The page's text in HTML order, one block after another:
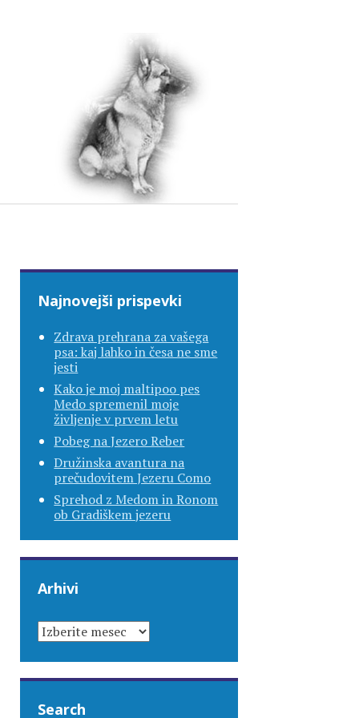
Najnovejši prispevki
Zdrava prehrana za vašega
psa: kaj lahko in česa ne sme
jesti
Kako je moj maltipoo pes
Medo spremenil moje
življenje v prvem letu
Pobeg na Jezero Reber
Družinska avantura na
prečudovitem Jezeru Como
Sprehod z Medom in Ronom
ob Gradiškem jezeru
Arhivi
ARHIVI
Search